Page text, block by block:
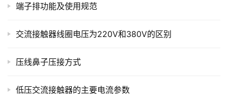
端子排功能及使用规范
交流接触器线圈电压为220V和380V的区别
压线鼻子压接方式
低压交流接触器的主要电流参数